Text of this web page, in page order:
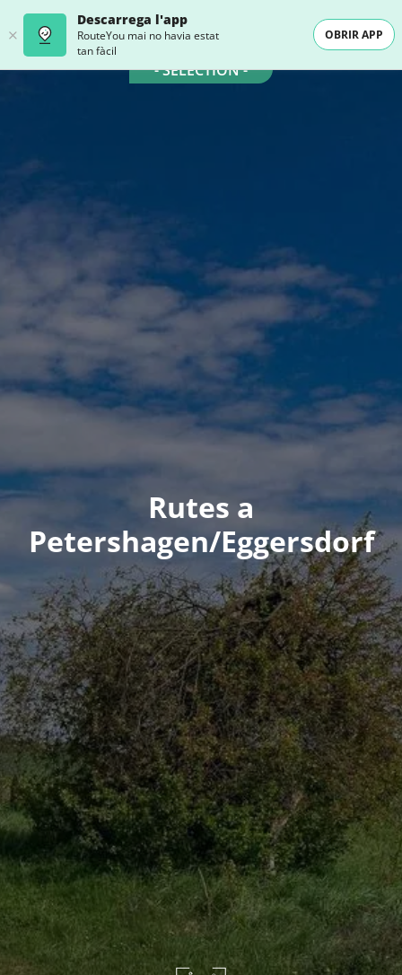
Descarrega l'app
RouteYou mai no havia estat
tan fàcil
OBRIR APP
- SELECTION -
Rutes a
Petershagen/Eggersdorf